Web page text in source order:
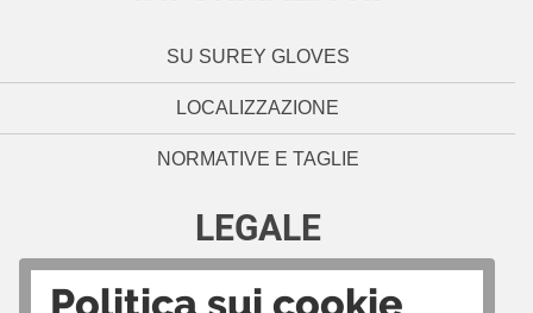
SU SUREY GLOVES
LOCALIZZAZIONE
NORMATIVE E TAGLIE
LEGALE
NOTE LEGALI
Politica sui cookie